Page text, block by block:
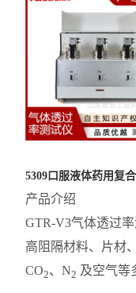
5309口服液体药用复
产品介绍
GTR-V3气体透过
高阻隔材料、片材
CO2、N2 及空气等